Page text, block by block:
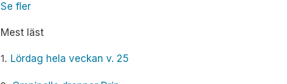
Se fler
Mest läst
1. Lördag hela veckan v. 25